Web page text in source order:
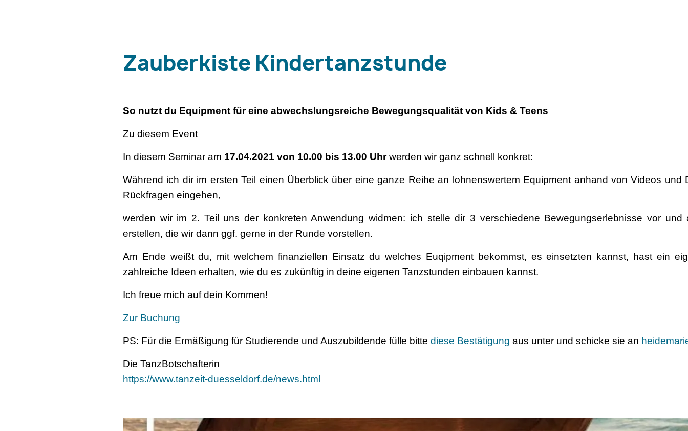
Zauberkiste Kindertanzstunde
So nutzt du Equipment für eine abwechslungsreiche Bewegungsqualität von Kids & Teens
Zu diesem Event
In diesem Seminar am 17.04.2021 von 10.00 bis 13.00 Uhrwerden wir ganz schnell konkret:
Während ich dir im ersten Teil einen Überblick über eine ganze Reihe an lohnenswertem Equipment anhand von Videos und
Rückfragen eingehen,
werden wir im 2. Teil uns der konkreten Anwendung widmen: ich stelle dir 3 verschiedene Bewegungserlebnisse vor
erstellen, die wir dann ggf. gerne in der Runde vorstellen.
Am Ende weißt du, mit welchem finanziellen Einsatz du welches Euqipment bekommst, es einsetzten kannst, hast ein
zahlreiche Ideen erhalten, wie du es zukünftig in deine eigenen Tanzstunden einbauen kannst.
Ich freue mich auf dein Kommen!
Zur Buchung
PS: Für die Ermäßigung für Studierende und Auszubildende fülle bitte diese Bestätigung aus unter und schicke sie an
Die TanzBotschafterin
https://www.tanzeit-duesseldorf.de/news.html